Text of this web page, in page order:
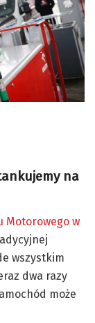
na
Motorowego w
wszystkim
dwa razy
może